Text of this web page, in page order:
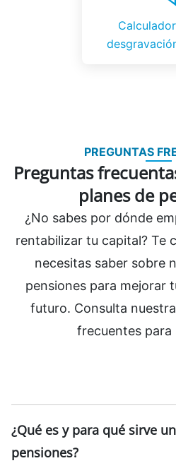
PREGUNTAS
Preguntas
planes de
¿No sabes por dónde
rentabilizar tu capital? Te
necesitas saber sobre
pensiones para mejorar
futuro. Consulta
frecuentes para
¿Qué es y para qué sirve
pensiones?